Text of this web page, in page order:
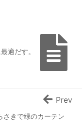
適だす。
さきで緑のカーテン
Prev